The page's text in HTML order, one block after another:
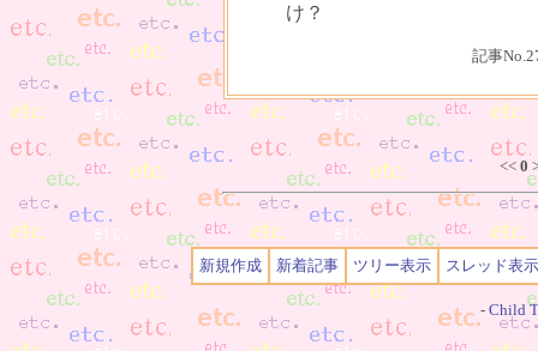
け？
記事
<< 0
新規作成 新着記事 ツリー表示 スレッド表示
- Child